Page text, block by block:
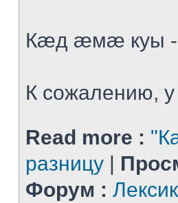
Кæд æмæ куы -
К сожалению, у
Read more :
разницу |
Форум :